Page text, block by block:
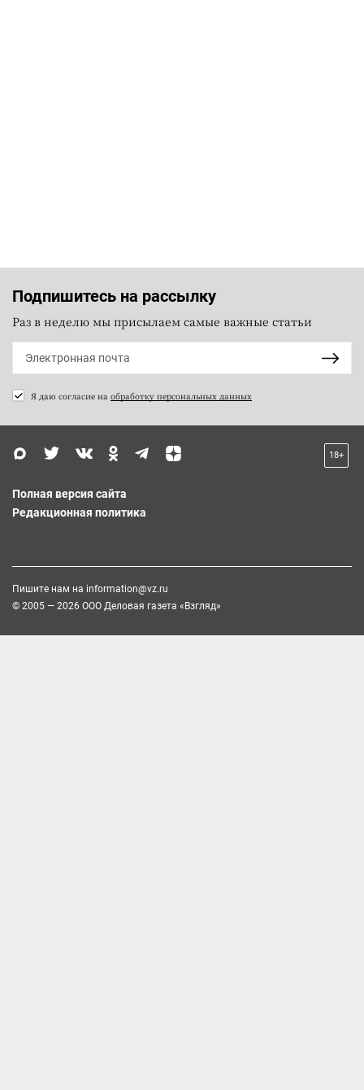
Подпишитесь на рассылку
Раз в неделю мы присылаем самые важные статьи
Я даю согласие на обработку персональных данных
18+
Полная версия сайта
Редакционная политика
Пишите нам на information@vz.ru
© 2005 — 2026 ООО Деловая газета «Взгляд»